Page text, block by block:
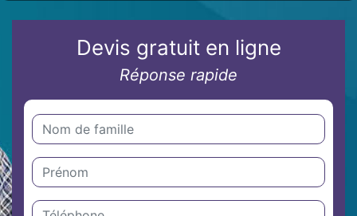
Devis gratuit en ligne
Réponse rapide